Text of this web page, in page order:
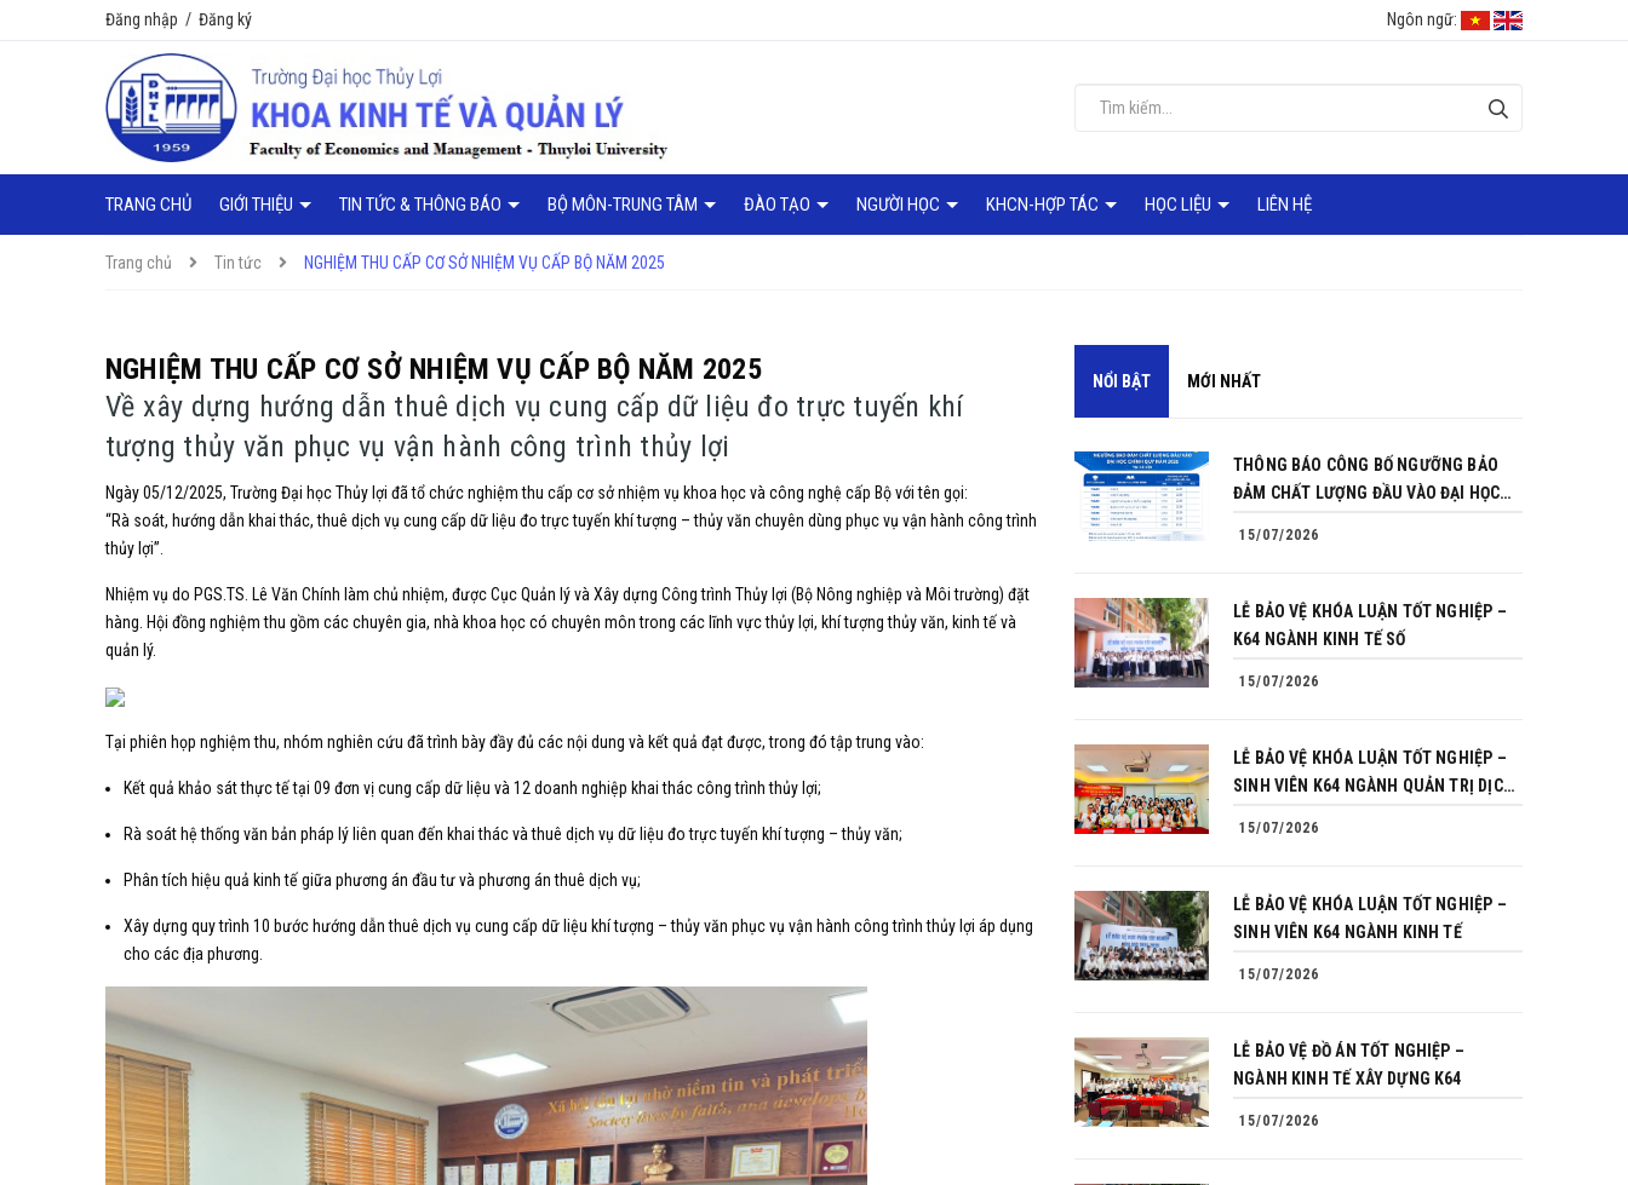
Đăng nhập / Đăng ký Ngôn ngữ:
TRANG CHỦ GIỚI THIỆU TIN TỨC & THÔNG BÁO BỘ MÔN-TRUNG TÂM ĐÀO TẠO NGƯỜI HỌC KHCN-HỢP TÁC HỌC LIỆU LIÊN HỆ
Trang chủ Tin tức NGHIỆM THU CẤP CƠ SỞ NHIỆM VỤ CẤP BỘ NĂM 2025
NGHIỆM THU CẤP CƠ SỞ NHIỆM VỤ CẤP BỘ NĂM 2025
Về xây dựng hướng dẫn thuê dịch vụ cung cấp dữ liệu đo trực tuyến khí
tượng thủy văn phục vụ vận hành công trình thủy lợi
Ngày 05/12/2025, Trường Đại học Thủy lợi đã tổ chức nghiệm thu cấp cơ sở nhiệm vụ khoa học và công nghệ cấp Bộ với tên gọi:
“Rà soát, hướng dẫn khai thác, thuê dịch vụ cung cấp dữ liệu đo trực tuyến khí tượng – thủy văn chuyên dùng phục vụ vận hành công trình
thủy lợi”.
Nhiệm vụ do PGS.TS. Lê Văn Chính làm chủ nhiệm, được Cục Quản lý và Xây dựng Công trình Thủy lợi (Bộ Nông nghiệp và Môi trường) đặt
hàng. Hội đồng nghiệm thu gồm các chuyên gia, nhà khoa học có chuyên môn trong các lĩnh vực thủy lợi, khí tượng thủy văn, kinh tế và
quản lý.
Tại phiên họp nghiệm thu, nhóm nghiên cứu đã trình bày đầy đủ các nội dung và kết quả đạt được, trong đó tập trung vào:
Kết quả khảo sát thực tế tại 09 đơn vị cung cấp dữ liệu và 12 doanh nghiệp khai thác công trình thủy lợi;
Rà soát hệ thống văn bản pháp lý liên quan đến khai thác và thuê dịch vụ dữ liệu đo trực tuyến khí tượng – thủy văn;
Phân tích hiệu quả kinh tế giữa phương án đầu tư và phương án thuê dịch vụ;
Xây dựng quy trình 10 bước hướng dẫn thuê dịch vụ cung cấp dữ liệu khí tượng – thủy văn phục vụ vận hành công trình thủy lợi áp dụng
cho các địa phương.
NỔI BẬT MỚI NHẤT
THÔNG BÁO CÔNG BỐ NGƯỠNG BẢO
ĐẢM CHẤT LƯỢNG ĐẦU VÀO ĐẠI HỌC
15/07/2026
LỄ BẢO VỆ KHÓA LUẬN TỐT NGHIỆP –
K64 NGÀNH KINH TẾ SỐ
15/07/2026
LỄ BẢO VỆ KHÓA LUẬN TỐT NGHIỆP –
SINH VIÊN K64 NGÀNH QUẢN TRỊ DỊCH
15/07/2026
LỄ BẢO VỆ KHÓA LUẬN TỐT NGHIỆP –
SINH VIÊN K64 NGÀNH KINH TẾ
15/07/2026
LỄ BẢO VỆ ĐỒ ÁN TỐT NGHIỆP –
NGÀNH KINH TẾ XÂY DỰNG K64
15/07/2026